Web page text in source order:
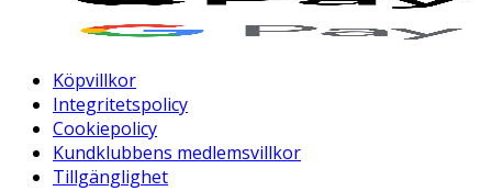
Köpvillkor
Integritetspolicy
Cookiepolicy
Kundklubbens medlemsvillkor
Tillgänglighet